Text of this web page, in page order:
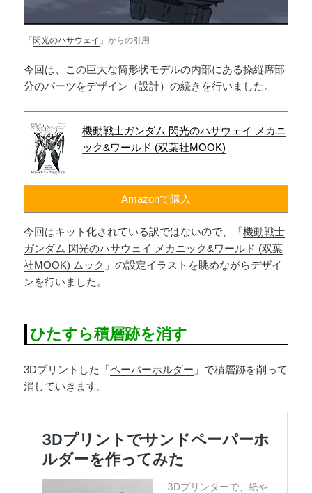
「閃光のハサウェイ」からの引用
今回は、この巨大な筒形状モデルの内部にある操縦席部
分のパーツをデザイン（設計）の続きを行いました。
機動戦士ガンダム 閃光のハサウェイ メカニ
ック&ワールド (双葉社MOOK)
Amazonで購入
今回はキット化されている訳ではないので、「機動戦士
ガンダム 閃光のハサウェイ メカニック&ワールド (双葉
社MOOK) ムック 」の設定イラストを眺めながらデザイ
ンを行いました。
ひたすら積層跡を消す
3Dプリントした「ペーパーホルダー 」で積層跡を削って
消していきます。